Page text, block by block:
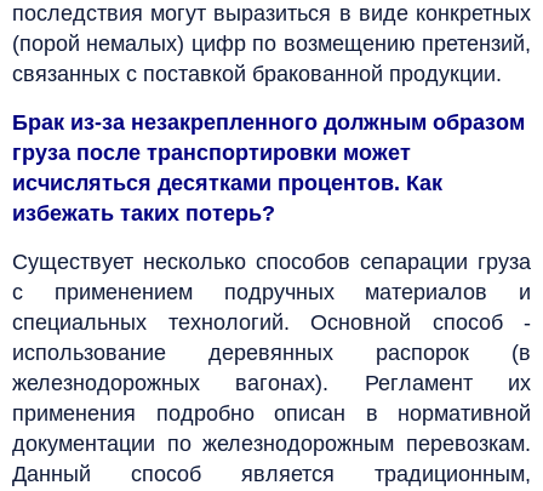
последствия могут выразиться в виде конкретных
(порой немалых) цифр по возмещению претензий,
связанных с поставкой бракованной продукции.
Брак из-за незакрепленного должным образом
груза после транспортировки может
исчисляться десятками процентов. Как
избежать таких потерь?
Существует несколько способов сепарации груза
с применением подручных материалов и
специальных технологий. Основной способ -
использование деревянных распорок (в
железнодорожных вагонах). Регламент их
применения подробно описан в нормативной
документации по железнодорожным перевозкам.
Данный способ является традиционным,